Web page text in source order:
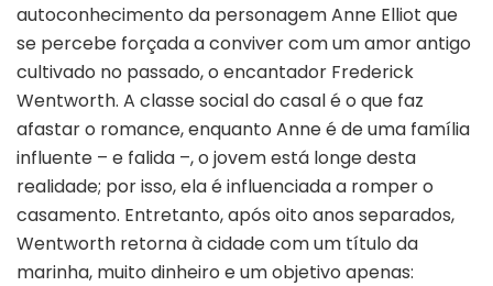
autoconhecimento da personagem Anne Elliot que
se percebe forçada a conviver com um amor antigo
cultivado no passado, o encantador Frederick
Wentworth. A classe social do casal é o que faz
afastar o romance, enquanto Anne é de uma família
influente – e falida –, o jovem está longe desta
realidade; por isso, ela é influenciada a romper o
casamento. Entretanto, após oito anos separados,
Wentworth retorna à cidade com um título da
marinha, muito dinheiro e um objetivo apenas: